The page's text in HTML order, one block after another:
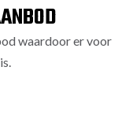
waardoor er voor